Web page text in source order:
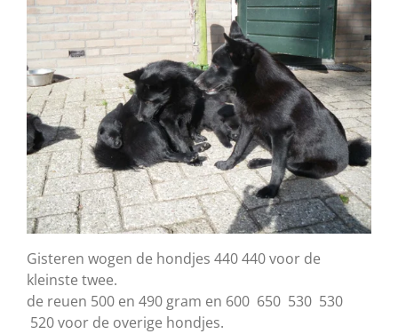
Gisteren wogen de hondjes 440 440 voor de
kleinste twee.
de reuen 500 en 490 gram en 600 650 530 530
520 voor de overige hondjes.